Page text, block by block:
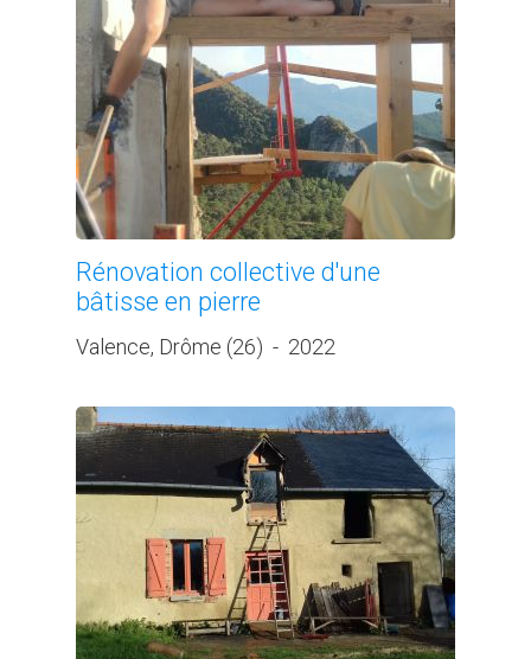
Rénovation collective d'une
bâtisse en pierre
Valence, Drôme (26) - 2022